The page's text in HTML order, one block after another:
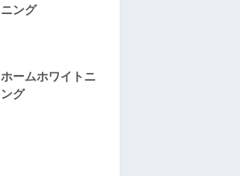
ニング
ホームホワイトニ
ング